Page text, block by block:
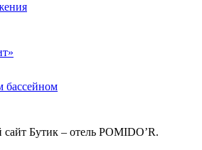
бассейном
Бутик – отель POMIDO’R.